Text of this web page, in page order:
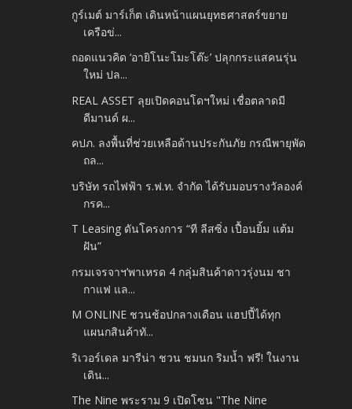
กูร์เมต์ มาร์เก็ต เดินหน้าแผนยุทธศาสตร์ขยาย
เครือข่...
ถอดแนวคิด ‘อายิโนะโมะโต๊ะ’ ปลุกกระแสคนรุ่น
ใหม่ ปล...
REAL ASSET ลุยเปิดคอนโดฯใหม่ เชื่อตลาดมี
ดีมานด์ ผ...
คปภ. ลงพื้นที่ช่วยเหลือด้านประกันภัย กรณีพายุพัด
ถล...
บริษัท รถไฟฟ้า ร.ฟ.ท. จำกัด ได้รับมอบรางวัลองค์
กรค...
T Leasing ดันโครงการ “ที ลีสซิ่ง เปื้อนยิ้ม แต้ม
ฝัน”
กรมเจรจาฯ’พาเหรด 4 กลุ่มสินค้าดาวรุ่งนม ชา
กาแฟ แล...
M ONLINE ชวนช้อปกลางเดือน แฮปปี้ได้ทุก
แผนกสินค้าทั...
ริเวอร์เดล มารีน่า ชวน ชมนก ริมน้ำ ฟรี! ในงาน
เดิน...
The Nine พระราม 9 เปิดโซน "The Nine